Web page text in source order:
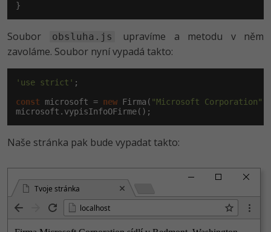
Kryptoměny -25%
Copywriting -30%
MS Office
Google Dokumenty
Linux
Sítě
Blender -80%
Inkscape
Fotografování
Video
Ostatní
Fórum
}
Soubor obsluha.js
upravíme a metodu v něm
zavoláme. Soubor nyní vypadá takto:
'use strict' ;
const microsoft = new Firma( "Microsoft Corporation"
microsoft.vypisInfoOFirme();
Naše stránka pak bude vypadat takto:
Tvoje stránka
localhost